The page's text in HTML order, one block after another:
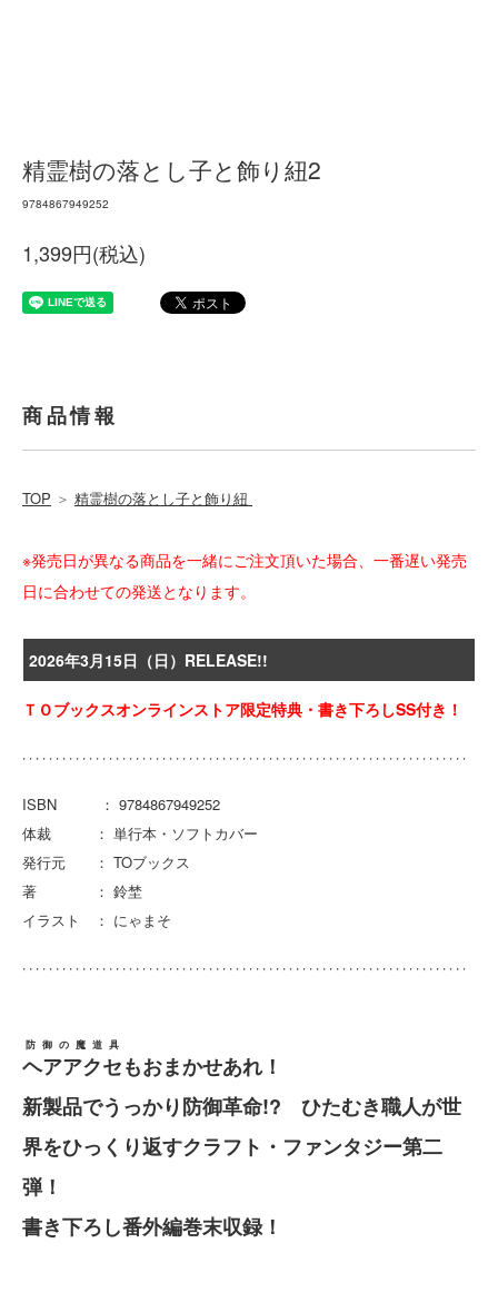
精霊樹の落とし子と飾り紐2
9784867949252
1,399円(税込)
商品情報
TOP ＞ 精霊樹の落とし子と飾り紐
※発売日が異なる商品を一緒にご注文頂いた場合、一番遅い発売
日に合わせての発送となります。
2026年3月15日（日）RELEASE!!
ＴＯブックスオンラインストア限定特典・書き下ろしSS付き！
ISBN ： 9784867949252
体裁 ： 単行本・ソフトカバー
発行元 ： TOブックス
著 ： 鈴埜
イラスト ： にゃまそ
ヘアアクセ
防御の魔道具
もおまかせあれ！
新製品でうっかり防御革命!? ひたむき職人が世
界をひっくり返すクラフト・ファンタジー第二
弾！
書き下ろし番外編巻末収録！